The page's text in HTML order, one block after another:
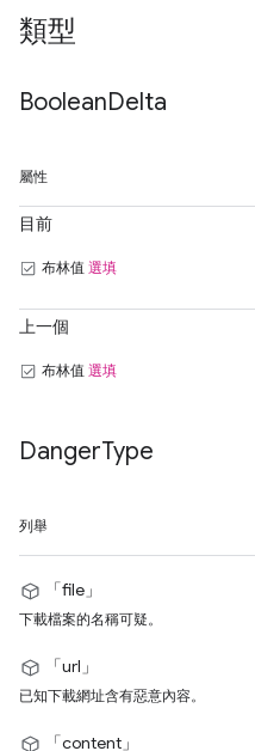
類型
BooleanDelta
屬性
目前
布林值 選填
上一個
布林值 選填
DangerType
列舉
「file」
下載檔案的名稱可疑。
「url」
已知下載網址含有惡意內容。
「content」